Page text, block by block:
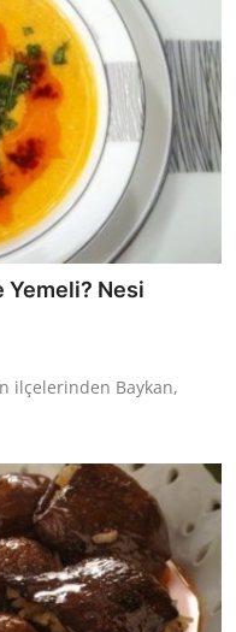
Yemeli? Nesi
ilçelerinden Baykan,